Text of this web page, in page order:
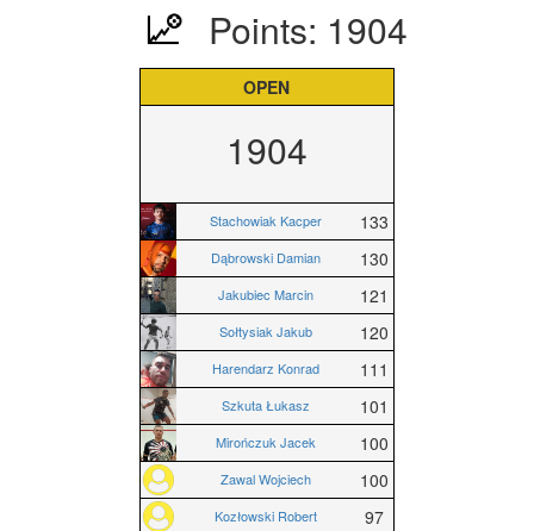
Points: 1904
OPEN
1904
Stachowiak Kacper 133
Dąbrowski Damian 130
Jakubiec Marcin 121
Sołtysiak Jakub 120
Harendarz Konrad 111
Szkuta Łukasz 101
Mirończuk Jacek 100
Zawal Wojciech 100
Kozłowski Robert 97